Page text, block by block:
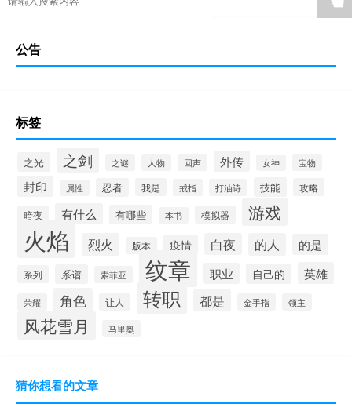
公告
标签
之光 之剑 之谜 人物 回声 外传 女神 宝物
封印 属性 忍者 我是 戒指 打油诗 技能 攻略
暗夜 有什么 有哪些 本书 模拟器 游戏
火焰 烈火 版本 疫情 白夜 的人 的是
系列 系谱 索菲亚 纹章 职业 自己的 英雄
荣耀 角色 让人 转职 都是 金手指 领主
风花雪月 马里奥
猜你想看的文章